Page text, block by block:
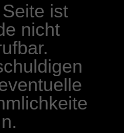
ist
nicht
n.